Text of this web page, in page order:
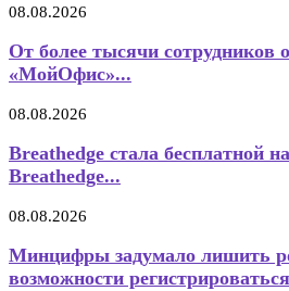
08.08.2026
От более тысячи сотрудников
«МойОфис»...
08.08.2026
Breathedge стала бесплатной
Breathedge...
08.08.2026
Минцифры задумало лишить
возможности